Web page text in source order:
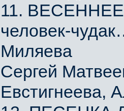
11. ВЕСЕННЕЕ
человек-
Миляева
Сергей
Евстигнеева,